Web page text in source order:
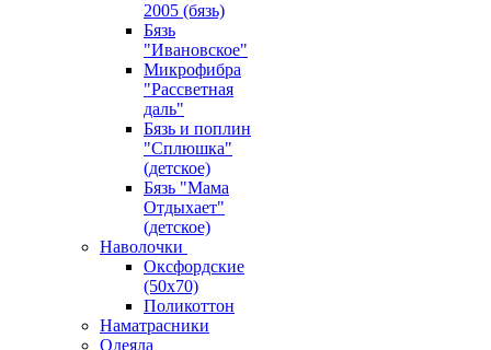
2005 (бязь)
Бязь
"Ивановское"
Микрофибра
"Рассветная
даль"
Бязь и поплин
"Сплюшка"
(детское)
Бязь "Мама
Отдыхает"
(детское)
Наволочки
Оксфордские
(50х70)
Поликоттон
Наматрасники
Одеяла